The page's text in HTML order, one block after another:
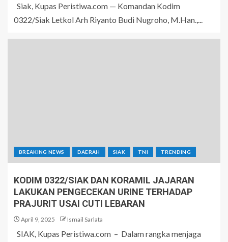
Siak, Kupas Peristiwa.com — Komandan Kodim
0322/Siak Letkol Arh Riyanto Budi Nugroho, M.Han.,...
BREAKING NEWS DAERAH SIAK TNI TRENDING
KODIM 0322/SIAK DAN KORAMIL JAJARAN
LAKUKAN PENGECEKAN URINE TERHADAP
PRAJURIT USAI CUTI LEBARAN
April 9, 2025 Ismail Sarlata
SIAK, Kupas Peristiwa.com – Dalam rangka menjaga